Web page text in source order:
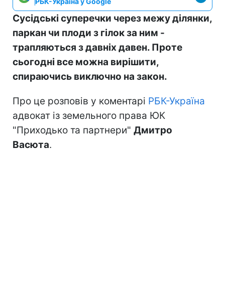
Сусідські суперечки через межу ділянки,
паркан чи плоди з гілок за ним -
трапляються з давніх давен. Проте
сьогодні все можна вирішити,
спираючись виключно на закон.
Про це розповів у коментарі РБК-Україна
адвокат із земельного права ЮК
"Приходько та партнери" Дмитро
Васюта.